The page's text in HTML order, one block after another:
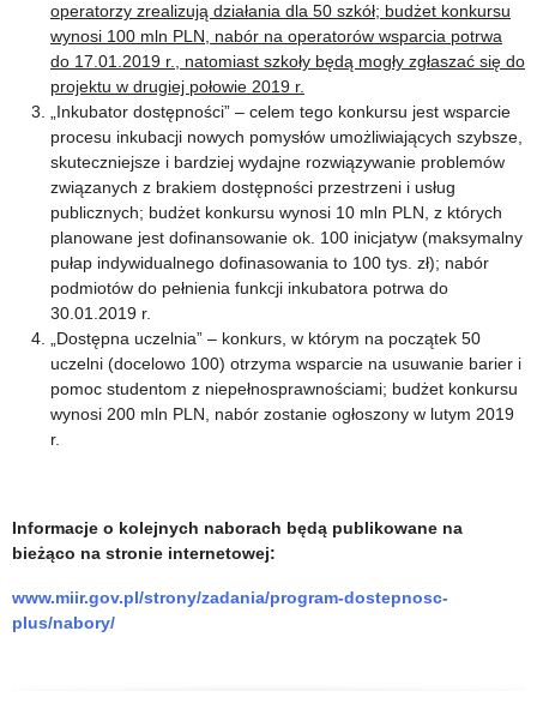
operatorzy zrealizują działania dla 50 szkół; budżet konkursu
wynosi 100 mln PLN, nabór na operatorów wsparcia potrwa
do 17.01.2019 r., natomiast szkoły będą mogły zgłaszać się do
projektu w drugiej połowie 2019 r.
„Inkubator dostępności” – celem tego konkursu jest wsparcie
procesu inkubacji nowych pomysłów umożliwiających szybsze,
skuteczniejsze i bardziej wydajne rozwiązywanie problemów
związanych z brakiem dostępności przestrzeni i usług
publicznych; budżet konkursu wynosi 10 mln PLN, z których
planowane jest dofinansowanie ok. 100 inicjatyw (maksymalny
pułap indywidualnego dofinasowania to 100 tys. zł); nabór
podmiotów do pełnienia funkcji inkubatora potrwa do
30.01.2019 r.
„Dostępna uczelnia” – konkurs, w którym na początek 50
uczelni (docelowo 100) otrzyma wsparcie na usuwanie barier i
pomoc studentom z niepełnosprawnościami; budżet konkursu
wynosi 200 mln PLN, nabór zostanie ogłoszony w lutym 2019
r.
Informacje o kolejnych naborach będą publikowane na
bieżąco na stronie internetowej:
www.miir.gov.pl/strony/zadania/program-dostepnosc-
plus/nabory/